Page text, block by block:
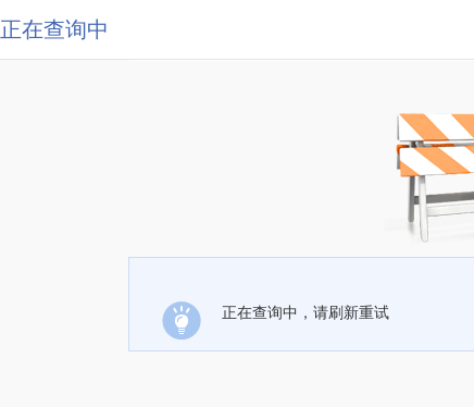
正在查询中
正在查询中，请刷新重试